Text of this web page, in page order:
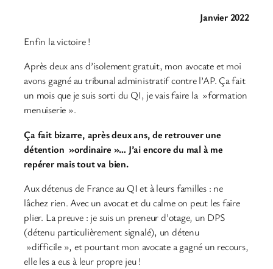
Janvier 2022
Enfin la victoire !
Après deux ans d’isolement gratuit, mon avocate et moi
avons gagné au tribunal administratif contre l’AP. Ça fait
un mois que je suis sorti du QI, je vais faire la »formation
menuiserie ».
Ça fait bizarre, après deux ans, de retrouver une
détention »ordinaire »… J’ai encore du mal à me
repérer mais tout va bien.
Aux détenus de France au QI et à leurs familles : ne
lâchez rien. Avec un avocat et du calme on peut les faire
plier. La preuve : je suis un preneur d’otage, un DPS
(détenu particulièrement signalé), un détenu
»difficile », et pourtant mon avocate a gagné un recours,
elle les a eus à leur propre jeu !